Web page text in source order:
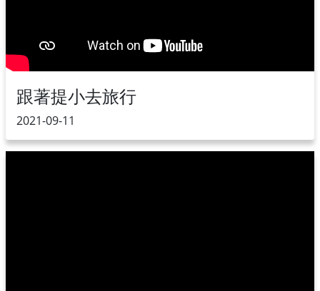
跟著提小去旅行
2021-09-11